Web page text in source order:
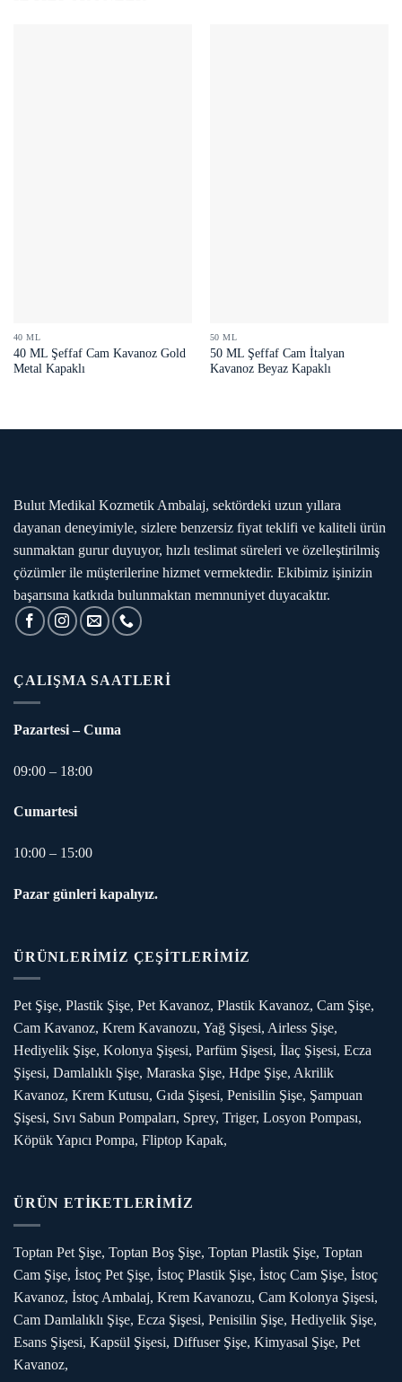
40 ML
40 ML Şeffaf Cam Kavanoz Gold
Metal Kapaklı
50 ML
50 ML Şeffaf Cam İtalyan
Kavanoz Beyaz Kapaklı
Bulut Medikal Kozmetik Ambalaj, sektördeki uzun yıllara
dayanan deneyimiyle, sizlere benzersiz fiyat teklifi ve kaliteli ürün
sunmaktan gurur duyuyor, hızlı teslimat süreleri ve özelleştirilmiş
çözümler ile müşterilerine hizmet vermektedir. Ekibimiz işinizin
başarısına katkıda bulunmaktan memnuniyet duyacaktır.
ÇALIŞMA SAATLERI
Pazartesi – Cuma
09:00 – 18:00
Cumartesi
10:00 – 15:00
Pazar günleri kapalıyız.
ÜRÜNLERİMİZ ÇEŞİTLERİMİZ
Pet Şişe, Plastik Şişe, Pet Kavanoz, Plastik Kavanoz, Cam Şişe,
Cam Kavanoz, Krem Kavanozu, Yağ Şişesi, Airless Şişe,
Hediyelik Şişe, Kolonya Şişesi, Parfüm Şişesi, İlaç Şişesi, Ecza
Şişesi, Damlalıklı Şişe, Maraska Şişe, Hdpe Şişe, Akrilik
Kavanoz, Krem Kutusu, Gıda Şişesi, Penisilin Şişe, Şampuan
Şişesi, Sıvı Sabun Pompaları, Sprey, Triger, Losyon Pompası,
Köpük Yapıcı Pompa, Fliptop Kapak,
ÜRÜN ETİKETLERİMİZ
Toptan Pet Şişe, Toptan Boş Şişe, Toptan Plastik Şişe, Toptan
Cam Şişe, İstoç Pet Şişe, İstoç Plastik Şişe, İstoç Cam Şişe, İstoç
Kavanoz, İstoç Ambalaj, Krem Kavanozu, Cam Kolonya Şişesi,
Cam Damlalıklı Şişe, Ecza Şişesi, Penisilin Şişe, Hediyelik Şişe,
Esans Şişesi, Kapsül Şişesi, Diffuser Şişe, Kimyasal Şişe, Pet
Kavanoz,